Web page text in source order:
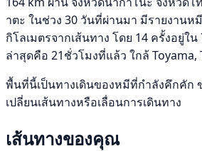
าตะ ในช่วง 30 วันที่ผ่านมา มีรายงานห
กิโลเมตรจากเส้นทาง โดย 14 ครั้งอยู่ใ
ล่าสุดคือ 21ชั่วโมงที่แล้ว ใกล้ Toyama,
พื้นที่นี้เป็นทางเดินของหมีที่กำลังคึกคัก
เปลี่ยนเส้นทางหรือเลื่อนการเดินทาง
เส้นทางของคุณ